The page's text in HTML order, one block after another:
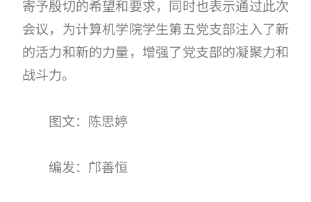
寄予殷切的希望和要求，同时也表示通过此次
会议，为计算机学院学生第五党支部注入了新
的活力和新的力量，增强了党支部的凝聚力和
战斗力。
图文：陈思婷
编发：邝善恒